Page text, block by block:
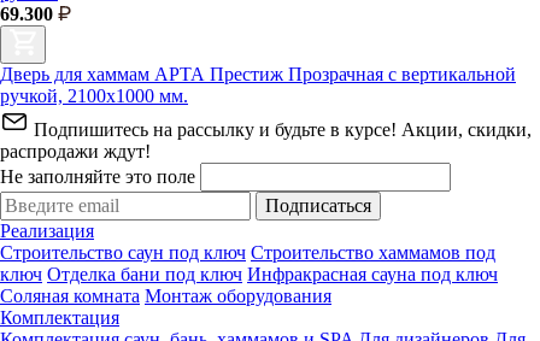
69.300
Дверь для хаммам АРТА Престиж Прозрачная с вертикальной
ручкой, 2100х1000 мм.
Подпишитесь на рассылку и будьте в курсе! Акции, скидки,
распродажи ждут!
Не заполняйте это поле
Подписаться
Реализация
Строительство саун под ключ Строительство хаммамов под
ключ Отделка бани под ключ Инфракрасная сауна под ключ
Соляная комната Монтаж оборудования
Комплектация